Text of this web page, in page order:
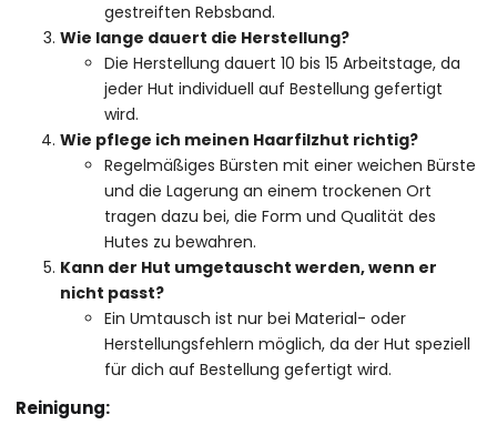
gestreiften Rebsband.
Wie lange dauert die Herstellung?
Die Herstellung dauert 10 bis 15 Arbeitstage, da
jeder Hut individuell auf Bestellung gefertigt
wird.
Wie pflege ich meinen Haarfilzhut richtig?
Regelmäßiges Bürsten mit einer weichen Bürste
und die Lagerung an einem trockenen Ort
tragen dazu bei, die Form und Qualität des
Hutes zu bewahren.
Kann der Hut umgetauscht werden, wenn er
nicht passt?
Ein Umtausch ist nur bei Material- oder
Herstellungsfehlern möglich, da der Hut speziell
für dich auf Bestellung gefertigt wird.
Reinigung: